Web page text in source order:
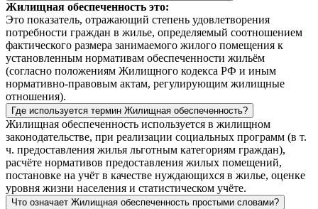
Жилищная обеспеченность это:
Это показатель, отражающий степень удовлетворения
потребности граждан в жилье, определяемый соотношением
фактического размера занимаемого жилого помещения к
установленным нормативам обеспеченности жильём
(согласно положениям Жилищного кодекса РФ и иным
нормативно-правовым актам, регулирующим жилищные
отношения).
Где используется термин Жилищная обеспеченность?
Жилищная обеспеченность используется в жилищном
законодательстве, при реализации социальных программ (в т.
ч. предоставления жилья льготным категориям граждан),
расчёте нормативов предоставления жилых помещений,
постановке на учёт в качестве нуждающихся в жилье, оценке
уровня жизни населения и статистическом учёте.
Что означает Жилищная обеспеченность простыми словами?